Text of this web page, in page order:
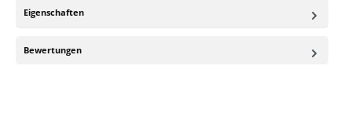
Eigenschaften
Bewertungen